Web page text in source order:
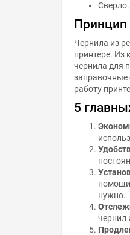
Сверло.
Принцип
Чернила из
принтере. Из
чернила для
заправочные
работу
5
помощи
нужно.
чернил